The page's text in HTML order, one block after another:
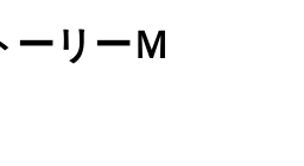
ーリーＭ